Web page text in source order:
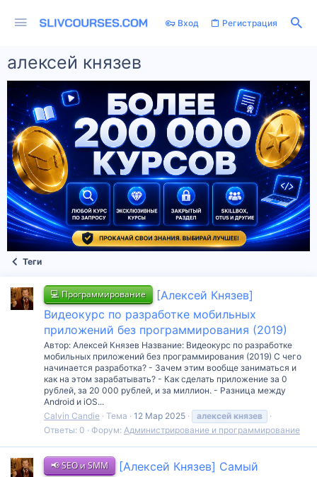
Вход Регистрация
алексей князев
Теги
💻 Программирование
[Алексей Князев]
Видеокурс по разработке мобильных
приложений без программирования (2019)
Автор: Алексей Князев Название: Видеокурс по разработке
мобильных приложений без программирования (2019) С чего
начинается разработка? - Зачем этим вообще заниматься и
как на этом зарабатывать? - Как сделать приложение за 0
рублей, за 20 000 рублей, и за миллион. - Разница между
Android и iOS...
Calvin Candie Тема 12 Мар 2025 алексей князев
Ответы: 0
Форум: Администрирование и программирование
📢 SEO и SMM
[Алексей Князев] Cамый